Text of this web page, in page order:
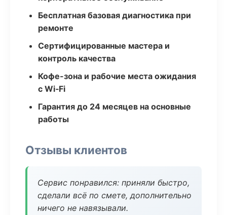
Бесплатная базовая диагностика при
ремонте
Сертифицированные мастера и
контроль качества
Кофе-зона и рабочие места ожидания
с Wi‑Fi
Гарантия до 24 месяцев на основные
работы
Отзывы клиентов
Сервис понравился: приняли быстро,
сделали всё по смете, дополнительно
ничего не навязывали.